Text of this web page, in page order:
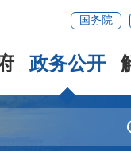
国务院
政务公开